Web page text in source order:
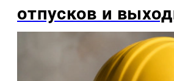
отпусков и